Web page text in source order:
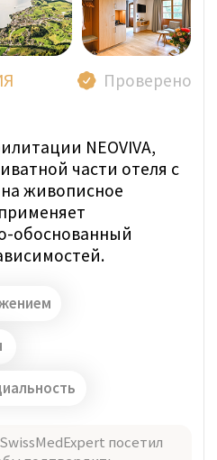
фотографиям